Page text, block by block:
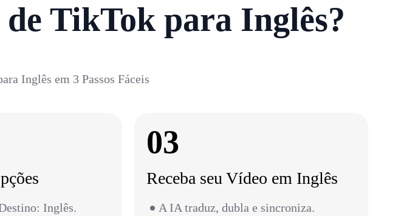
TikTok para Inglês?
Inglês em 3 Passos Fáceis
Inglês.
03
Receba seu Vídeo em Inglês
A IA traduz, dubla e sincroniza.